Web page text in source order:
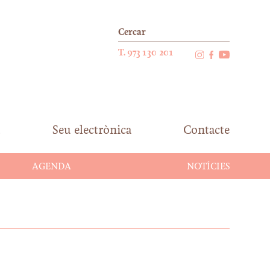
T. 973 130 201
Seu electrònica Contacte
AGENDA NOTÍCIES